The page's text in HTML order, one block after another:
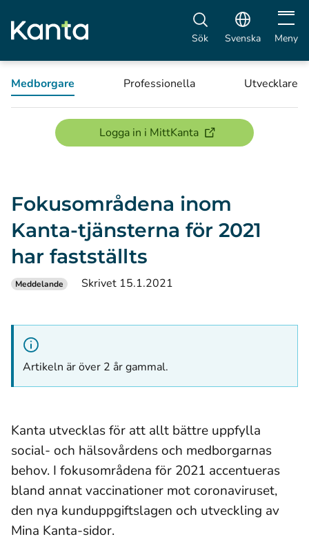
Sök Svenska Öppna
Meny
Medborgare Professionella Utvecklare
Logga in i MittKanta(öppnas i ett nytt
Fokusområdena inom
Kanta-tjänsterna för 2021
har fastställts
Meddelande Skrivet 15.1.2021
Artikeln är över 2 år gammal.
Kanta utvecklas för att allt bättre uppfylla
social- och hälsovårdens och medborgarnas
behov. I fokusområdena för 2021 accentueras
bland annat vaccinationer mot coronaviruset,
den nya kunduppgiftslagen och utveckling av
Mina Kanta-sidor.